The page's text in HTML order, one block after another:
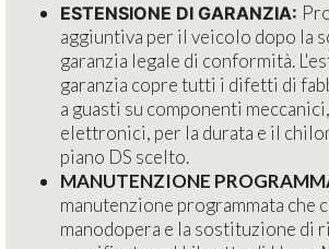
ESTENSIONE DI GARANZIA:
aggiuntiva per il veicolo dopo la
garanzia legale di conformità.
garanzia copre tutti i difetti di
a guasti su componenti
elettronici, per la durata e il
piano DS scelto.
MANUTENZIONE
manutenzione programmata che
manodopera e la sostituzione di